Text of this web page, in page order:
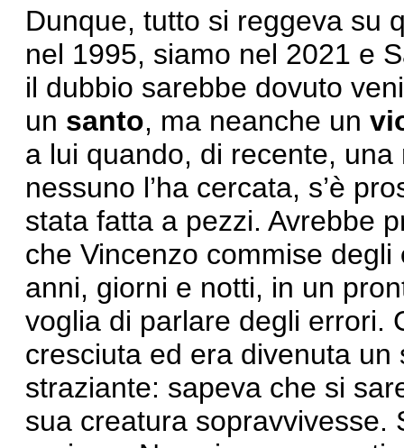
Dunque, tutto si reggeva su
nel 1995, siamo nel 2021 e
il dubbio sarebbe dovuto
un santo, ma neanche un
a lui quando, di recente,
nessuno l’ha cercata, s’è
stata fatta a pezzi. Avrebbe
che Vincenzo commise degli
anni, giorni e notti, in un
voglia di parlare degli errori.
cresciuta ed era divenuta
straziante: sapeva che si
sua creatura sopravvivesse.